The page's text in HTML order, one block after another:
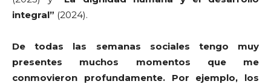
integral” (2024).
De todas las semanas sociales tengo muy
presentes muchos momentos que me
conmovieron profundamente. Por ejemplo, los